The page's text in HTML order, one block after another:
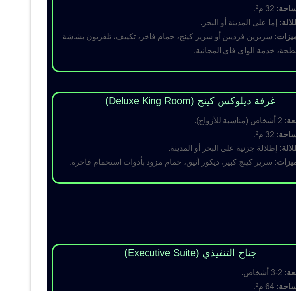
إما على المدينة أو البحر.
سريرين فرديين أو سرير كينج، حمام فاخر، تكييف، تلفزيون بشاشة
خدمة الواي فاي المجانية.
غرفة ديلوكس كينج (Deluxe King Room)
إطلالة جزئية على البحر أو المدينة.
سرير كينج كبير، ديكور أنيق، حمام مزود بأدوات استحمام فاخرة.
جناح التنفيذي (Executive Suite)